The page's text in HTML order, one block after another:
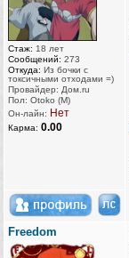
Стаж: 18 лет
Сообщений: 273
Откуда: Из бочки с
токсичными отходами =)
Провайдер: Дом.ru
Пол: Otoko (M)
Он-лайн: Нет
Карма: 0.00
Freedom